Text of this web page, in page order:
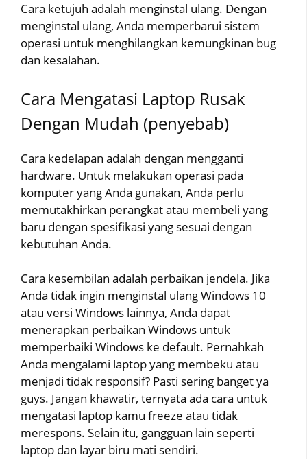
Cara ketujuh adalah menginstal ulang. Dengan
menginstal ulang, Anda memperbarui sistem
operasi untuk menghilangkan kemungkinan bug
dan kesalahan.
Cara Mengatasi Laptop Rusak
Dengan Mudah (penyebab)
Cara kedelapan adalah dengan mengganti
hardware. Untuk melakukan operasi pada
komputer yang Anda gunakan, Anda perlu
memutakhirkan perangkat atau membeli yang
baru dengan spesifikasi yang sesuai dengan
kebutuhan Anda.
Cara kesembilan adalah perbaikan jendela. Jika
Anda tidak ingin menginstal ulang Windows 10
atau versi Windows lainnya, Anda dapat
menerapkan perbaikan Windows untuk
memperbaiki Windows ke default. Pernahkah
Anda mengalami laptop yang membeku atau
menjadi tidak responsif? Pasti sering banget ya
guys. Jangan khawatir, ternyata ada cara untuk
mengatasi laptop kamu freeze atau tidak
merespons. Selain itu, gangguan lain seperti
laptop dan layar biru mati sendiri.